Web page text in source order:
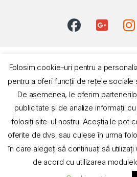
Suport si
0731 016
Folosim cookie-uri pentru a
pentru a oferi funcții de rețele sociale
De asemenea, le oferim
publicitate și de analize informații
folosiți site-ul nostru. Aceștia le pot
oferite de dvs. sau culese în urma
în care alegeți să continuați să
de acord cu utilizarea